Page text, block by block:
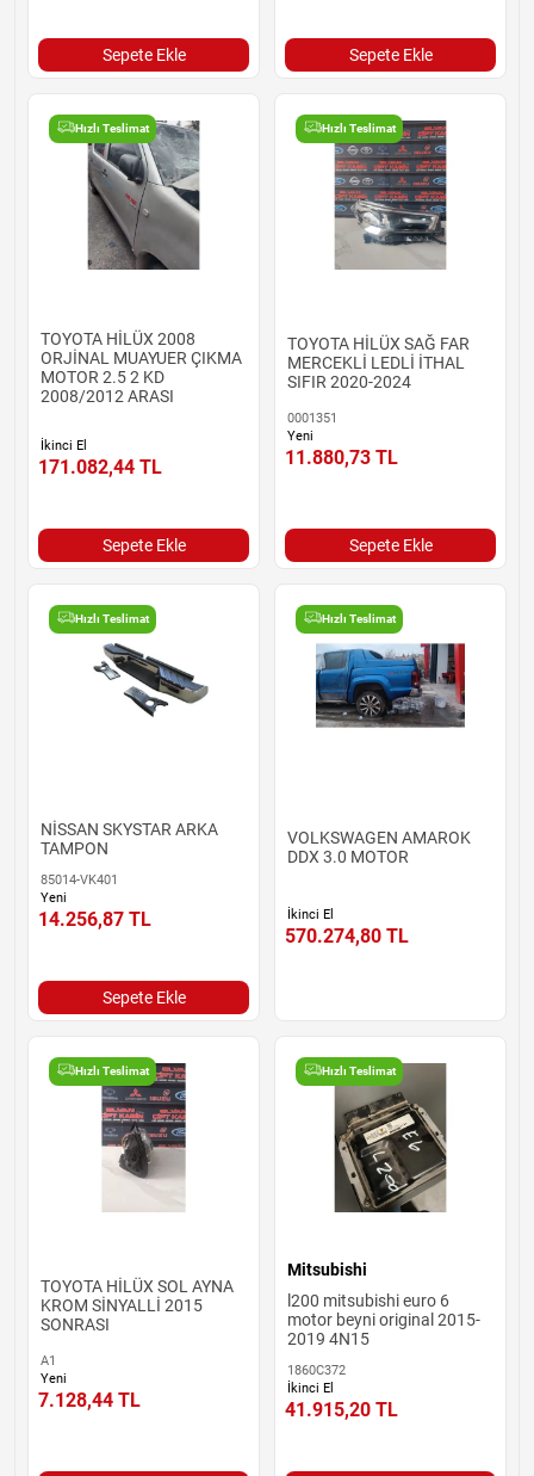
Sepete Ekle Sepete Ekle
Hızlı Teslimat
TOYOTA HİLÜX 2008
ORJİNAL MUAYUER ÇIKMA
MOTOR 2.5 2 KD
2008/2012 ARASI
İkinci El
171.082,44 TL
Sepete Ekle
Hızlı Teslimat
TOYOTA HİLÜX SAĞ FAR
MERCEKLİ LEDLİ İTHAL
SIFIR 2020-2024
0001351
Yeni
11.880,73 TL
Sepete Ekle
Hızlı Teslimat
NİSSAN SKYSTAR ARKA
TAMPON
85014-VK401
Yeni
14.256,87 TL
Sepete Ekle
Hızlı Teslimat
VOLKSWAGEN AMAROK
DDX 3.0 MOTOR
İkinci El
570.274,80 TL
Hızlı Teslimat
TOYOTA HİLÜX SOL AYNA
KROM SİNYALLİ 2015
SONRASI
A1
Yeni
7.128,44 TL
Hızlı Teslimat
Mitsubishi
l200 mitsubishi euro 6
motor beyni original 2015-
2019 4N15
1860C372
İkinci El
41.915,20 TL